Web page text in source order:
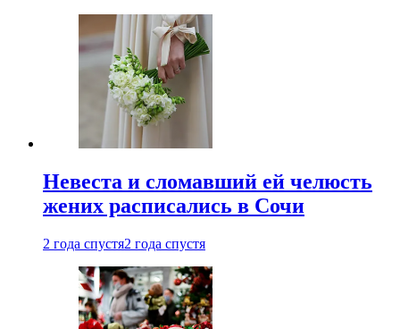
Невеста и сломавший ей челюсть
жених расписались в Сочи
2 года спустя2 года спустя